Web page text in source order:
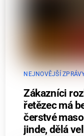
NEJNOVĚJŠÍ
Zákazníci
řetězec má
čerstvé
jinde, dělá